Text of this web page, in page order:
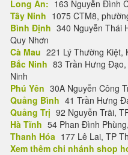
Long An: 163 Nguyễn Đình
Tây Ninh 1075 CTM8,
Bình Định 340 Nguyễn Thái
Quy Nhơn
Cà Mau 221 Lý Thường Kiệt,
Bắc Ninh 83 Trần Hưng
Ninh
Phú Yên 30A Nguyễn Công
Quảng Bình 41 Trần Hưng
Quảng Trị 92 Nguyễn Trãi,
Hà Tĩnh 54 Phan Đình
Thanh Hóa 177 Lê Lai, TP
Xem thêm chi nhánh shop